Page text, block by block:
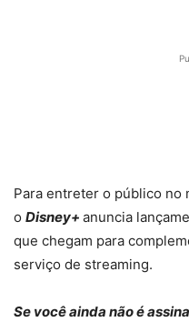
Para entreter o público no
o Disney+ anuncia
que chegam para
serviço de streaming.
Se você ainda não é